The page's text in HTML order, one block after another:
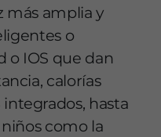
más amplia y
o
o IOS que dan
calorías
hasta
como la